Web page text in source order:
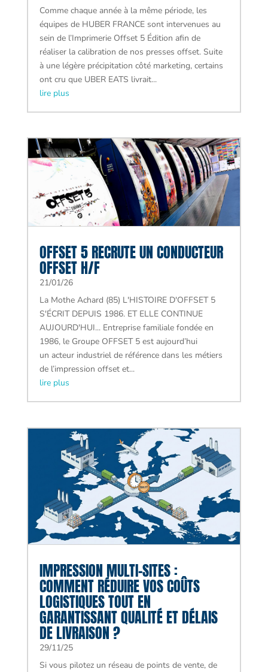
Comme chaque année à la même période, les
équipes de HUBER FRANCE sont intervenues au
sein de l’Imprimerie Offset 5 Édition afin de
réaliser la calibration de nos presses offset. Suite
à une légère précipitation côté marketing, certains
ont cru que UBER EATS livrait...
lire plus
OFFSET 5 RECRUTE UN CONDUCTEUR
OFFSET H/F
21/01/26
La Mothe Achard (85) L'HISTOIRE D'OFFSET 5
S'ÉCRIT DEPUIS 1986. ET ELLE CONTINUE
AUJOURD'HUI... Entreprise familiale fondée en
1986, le Groupe OFFSET 5 est aujourd’hui
un acteur industriel de référence dans les métiers
de l’impression offset et...
lire plus
IMPRESSION MULTI-SITES :
COMMENT RÉDUIRE VOS COÛTS
LOGISTIQUES TOUT EN
GARANTISSANT QUALITÉ ET DÉLAIS
DE LIVRAISON ?
29/11/25
Si vous pilotez un réseau de points de vente, de